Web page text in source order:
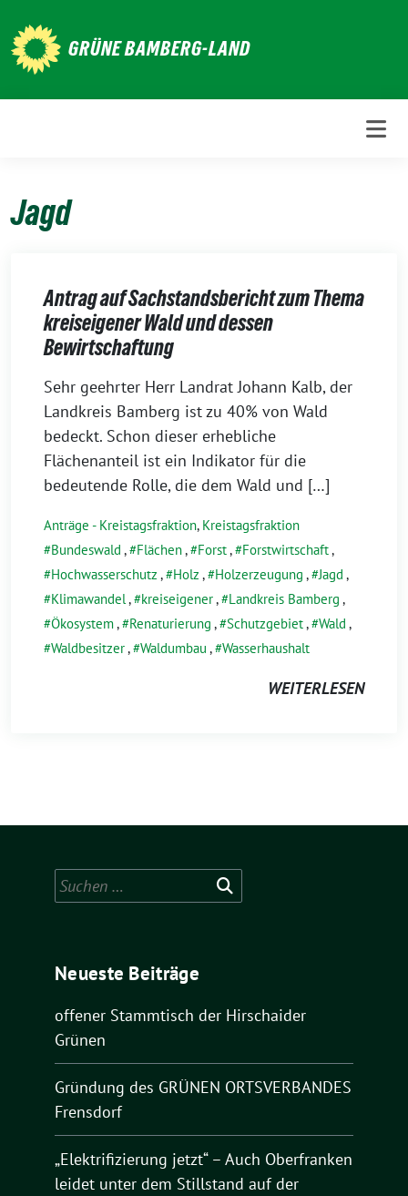
zum
Inhalt
GRÜNE BAMBERG-LAND
Jagd
Antrag auf Sachstandsbericht zum Thema
kreiseigener Wald und dessen
Bewirtschaftung
1.
Juli
2022
Sehr geehrter Herr Landrat Johann Kalb, der
Landkreis Bamberg ist zu 40% von Wald
bedeckt. Schon dieser erhebliche
Flächenanteil ist ein Indikator für die
bedeutende Rolle, die dem Wald und […]
Anträge - Kreistagsfraktion, Kreistagsfraktion
Bundeswald , Flächen, Forst, Forstwirtschaft,
Hochwasserschutz , Holz , Holzerzeugung , Jagd ,
Klimawandel, kreiseigener, Landkreis Bamberg ,
Ökosystem, Renaturierung , Schutzgebiet, Wald ,
Waldbesitzer, Waldumbau , Wasserhaushalt
WEITERLESEN
Suchen
nach:
Neueste Beiträge
offener Stammtisch der Hirschaider
Grünen
Gründung des GRÜNEN ORTSVERBANDES
Frensdorf
„Elektrifizierung jetzt“ – Auch Oberfranken
leidet unter dem Stillstand auf der